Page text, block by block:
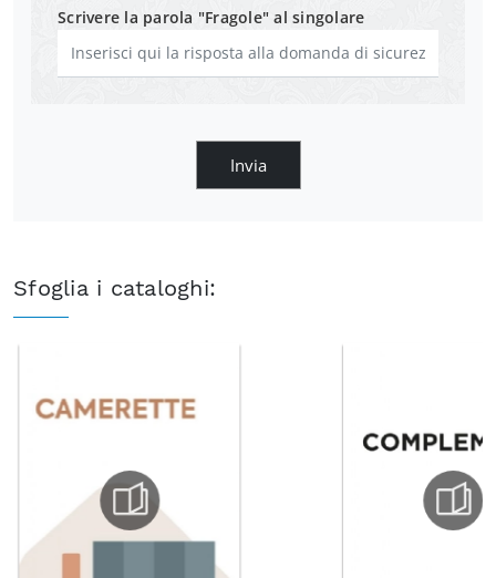
Scrivere la parola "Fragole" al singolare
Invia
Sfoglia i cataloghi: